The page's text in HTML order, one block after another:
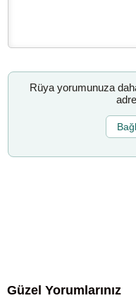
Rüya yorumunuza
Güzel Yorumlarınız